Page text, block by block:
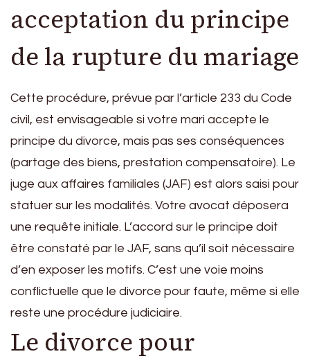
acceptation du principe
de la rupture du mariage
Cette procédure, prévue par l’article 233 du Code
civil, est envisageable si votre mari accepte le
principe du divorce, mais pas ses conséquences
(partage des biens, prestation compensatoire). Le
juge aux affaires familiales (JAF) est alors saisi pour
statuer sur les modalités. Votre avocat déposera
une requête initiale. L’accord sur le principe doit
être constaté par le JAF, sans qu’il soit nécessaire
d’en exposer les motifs. C’est une voie moins
conflictuelle que le divorce pour faute, même si elle
reste une procédure judiciaire.
Le divorce pour